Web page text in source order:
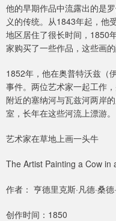
他的早期作品中流露出的是
义的传统。从1843年起，他
地区居住了很长时间，1850
家购买了一些作品，这些画
1852年，他在奥普特沃兹（
事件。两位艺术家一起工作
附近的塞纳河与瓦兹河两岸
室，长年在这些河流上漂游。
艺术家在草地上画一头牛
The Artist Painting a Cow in
作者： 亨德里克斯·凡德·桑德
创作时间：1850